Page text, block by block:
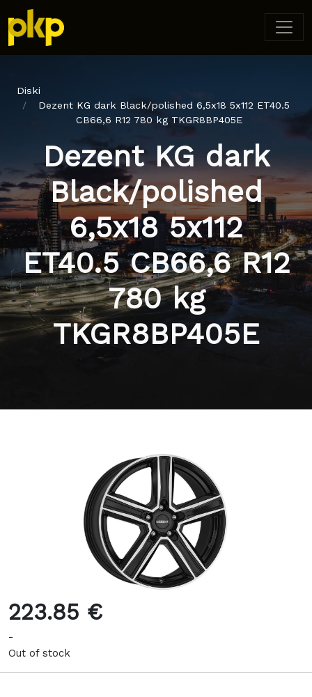
Diski
Dezent KG dark Black/polished 6,5x18 5x112 ET40.5
CB66,6 R12 780 kg TKGR8BP405E
Dezent KG dark
Black/polished
6,5x18 5x112
ET40.5 CB66,6 R12
780 kg
TKGR8BP405E
223.85 €
-
Out of stock